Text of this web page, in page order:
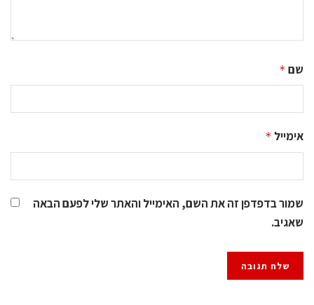
שם *
אימייל *
שמור בדפדפן זה את השם, האימייל והאתר שלי לפעם הבאה
שאגיב.